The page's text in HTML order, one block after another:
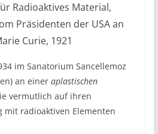
Radioaktives Material,
Präsidenten der USA an
Curie, 1921
im Sanatorium Sancellemoz
an einer aplastischen
vermutlich auf ihren
mit radioaktiven Elementen